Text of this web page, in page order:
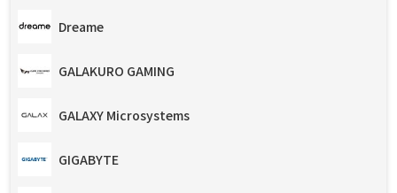
Dreame
GALAKURO GAMING
GALAXY Microsystems
GIGABYTE